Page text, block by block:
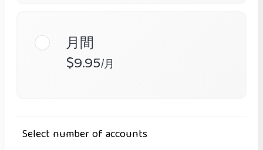
月間
$9.95/月
Select number of accounts